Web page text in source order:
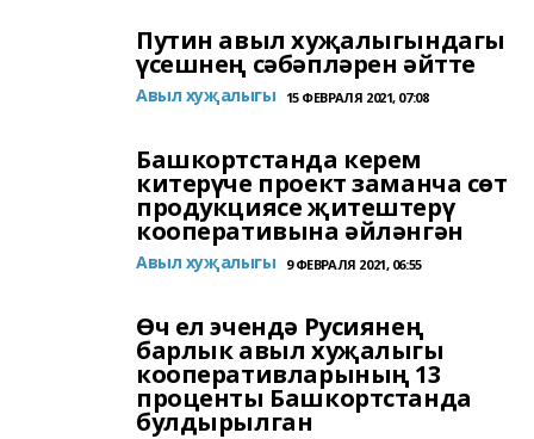
Путин авыл хуҗалыгындагы
үсешнең сәбәпләрен әйтте
Авыл хуҗалыгы 15 ФЕВРАЛЯ 2021, 07:08
Башкортстанда керем
китерүче проект заманча сөт
продукциясе җитештерү
кооперативына әйләнгән
Авыл хуҗалыгы 9 ФЕВРАЛЯ 2021, 06:55
Өч ел эчендә Русиянең
барлык авыл хуҗалыгы
кооперативларының 13
проценты Башкортстанда
булдырылган